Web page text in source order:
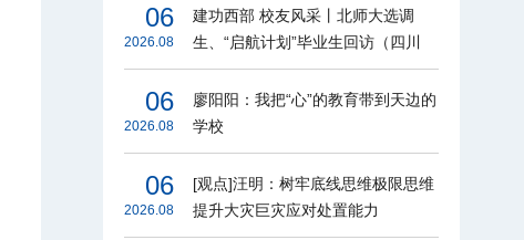
06
2026.08
建功西部 校友风采丨北师大选调
生、“启航计划”毕业生回访（四川
篇）
06
2026.08
廖阳阳：我把“心”的教育带到天边的
学校
06
2026.08
[观点]汪明：树牢底线思维极限思维
提升大灾巨灾应对处置能力